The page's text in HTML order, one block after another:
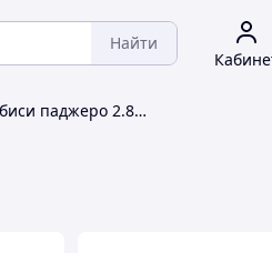
Найти
Двигатель митсубиси паджеро 2.8 дизель